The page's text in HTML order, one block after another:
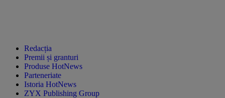
Redacția
Premii și granturi
Produse HotNews
Parteneriate
Istoria HotNews
ZYX Publishing Group